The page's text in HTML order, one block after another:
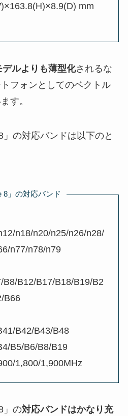
mm
ルよりも薄型化されるな
フォンとしてのベクトル
す。
の対応バンドは以下のと
8」の対応バンド
n18/n20/n25/n26/n28/
n77/n78/n79
B8/B12/B17/B18/B19/B2
B66
B42/B43/B48
B5/B6/B8/B19
1,800/1,900MHz
」の対応バンドはかなり充